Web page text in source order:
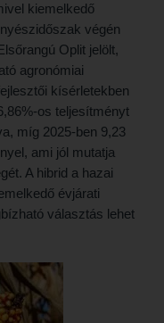
kiemelkedő
végén
Oplit jelölt,
agronómiai
kísérletekben
os teljesítményt
míg 2025-ben 9,23
ami jól mutatja
A hibrid a hazai
évjárati
választás lehet